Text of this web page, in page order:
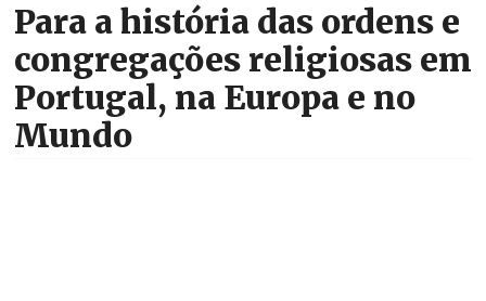
Para a história das ordens e
congregações religiosas em
Portugal, na Europa e no
Mundo